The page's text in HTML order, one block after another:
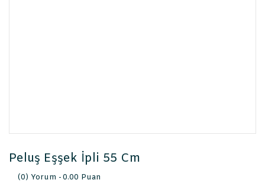
Peluş Eşşek İpli 55 Cm
(0) Yorum -0.00 Puan